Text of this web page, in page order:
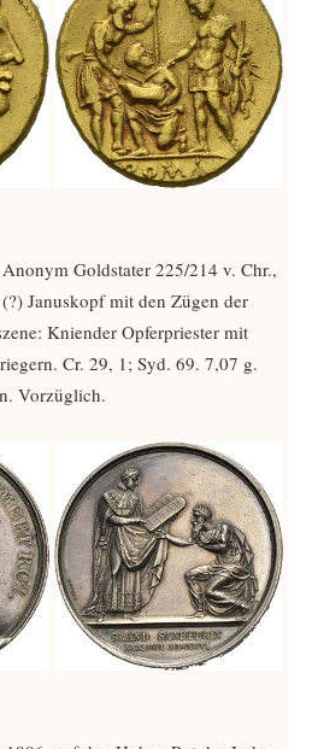
Goldstater 225/214 v. Chr.,
Januskopf mit den Zügen der
Kniender Opferpriester mit
Cr. 29, 1; Syd. 69. 7,07 g.
Vorzüglich.